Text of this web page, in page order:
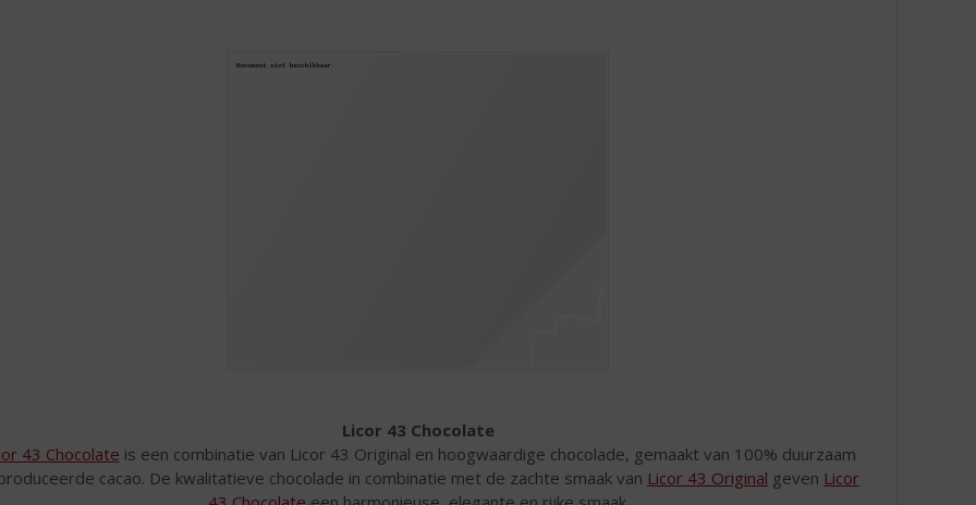
Licor 43 Chocolate
43 Chocolate is een combinatie van Licor 43 Original en hoogwaardige chocolade, gemaakt van 100% duurzaam
cacao. De kwalitatieve chocolade in combinatie met de zachte smaak van Licor 43 Original geven Licor